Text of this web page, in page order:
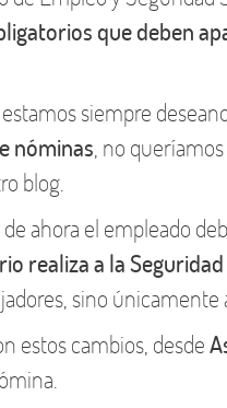
que deben
estamos siempre
nóminas , no
blog.
ahora el empleado
realiza a la Seguridad
sino únicamente
estos cambios, desde